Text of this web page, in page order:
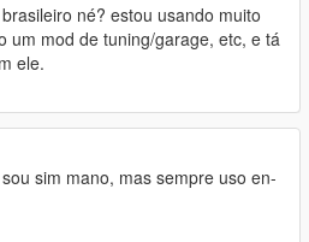
né? estou usando muito
um mod de tuning/garage, etc, e tá
ele.
sim mano, mas sempre uso en-